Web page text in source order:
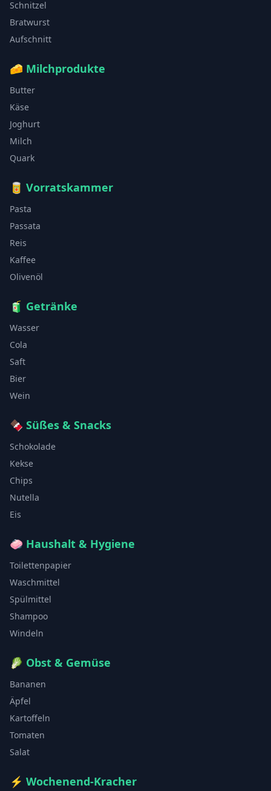
Schnitzel
Bratwurst
Aufschnitt
🧀 Milchprodukte
Butter
Käse
Joghurt
Milch
Quark
🥫 Vorratskammer
Pasta
Passata
Reis
Kaffee
Olivenöl
🧃 Getränke
Wasser
Cola
Saft
Bier
Wein
🍫 Süßes & Snacks
Schokolade
Kekse
Chips
Nutella
Eis
🧼 Haushalt & Hygiene
Toilettenpapier
Waschmittel
Spülmittel
Shampoo
Windeln
🥬 Obst & Gemüse
Bananen
Äpfel
Kartoffeln
Tomaten
Salat
⚡ Wochenend-Kracher